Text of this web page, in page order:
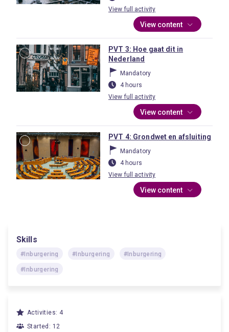
View full activity
View content
PVT 3: Hoe gaat dit in
Nederland
Mandatory
4 hours
View full activity
View content
PVT 4: Grondwet en afsluiting
Mandatory
4 hours
View full activity
View content
Skills
#Inburgering #Inburgering #Inburgering
#Inburgering
Activities: 4
Started: 12